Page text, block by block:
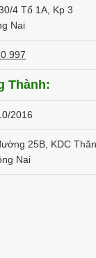
4 Tổ 1A, Kp 3
Nai
997
Thành:
2016
25B, KDC
Nai